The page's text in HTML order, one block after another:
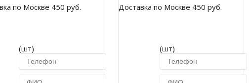
по Москве 450 руб.
(шт)
Доставка по Москве 450 руб.
(шт)